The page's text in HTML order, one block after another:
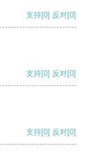
支持[0] 反对[0]
支持[0] 反对[0]
支持[0] 反对[0]